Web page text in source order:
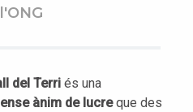
del Terri és una
ànim de lucreque des